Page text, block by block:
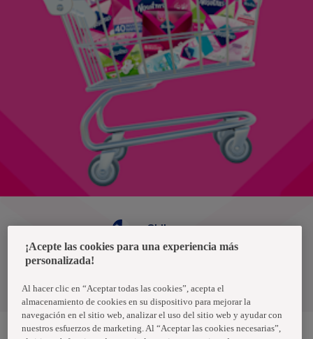
Términos y condiciones
Chile
¡Acepte las cookies para una experiencia más
personalizada!
Al hacer clic en “Aceptar todas las cookies”, acepta el
almacenamiento de cookies en su dispositivo para mejorar la
navegación en el sitio web, analizar el uso del sitio web y ayudar con
nuestros esfuerzos de marketing. Al “Aceptar las cookies necesarias”,